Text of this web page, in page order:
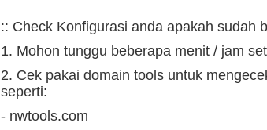
:: Check Konfigurasi anda apakah sudah
1. Mohon tunggu beberapa menit / jam
2. Cek pakai domain tools untuk
seperti:
- nwtools.com